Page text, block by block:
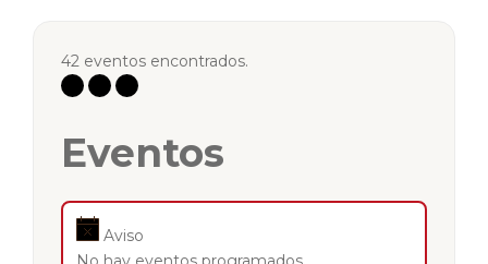
42 eventos encontrados.
Eventos
Aviso